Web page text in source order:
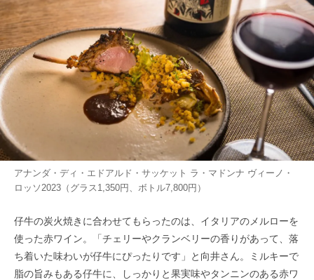
アナンダ・ディ・エドアルド・サッケット ラ・マドンナ ヴィーノ・
ロッソ2023（グラス1,350円、ボトル7,800円）
仔牛の炭火焼きに合わせてもらったのは、イタリアのメルローを
使った赤ワイン。「チェリーやクランベリーの香りがあって、落
ち着いた味わいが仔牛にぴったりです」と向井さん。ミルキーで
脂の旨みもある仔牛に、しっかりと果実味やタンニンのある赤ワ